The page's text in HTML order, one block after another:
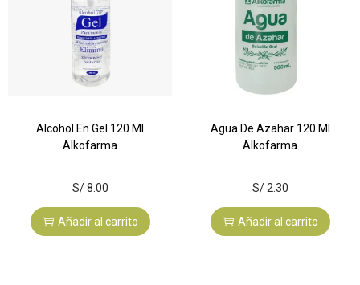
Alcohol En Gel 120 Ml
Alkofarma
S/8.00
Añadir al carrito
Agua De Azahar 120 Ml
Alkofarma
S/2.30
Añadir al carrito